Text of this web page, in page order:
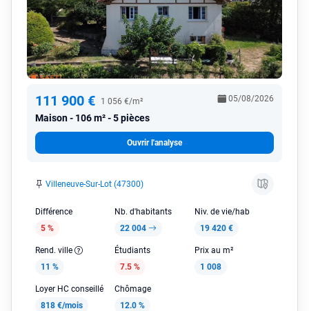
111 900 € 1 056 €/m²
Maison 106 m² - 5 pièces
05/08/2026
Ouvrir l'analyse
Villeneuve-Sur-Lot (47300)
Différence
5 %
Nb. d'habitants
22 004
Niv. de vie/hab
19 420 €
Rend. ville
11 %
Étudiants
7.5 %
Prix au m²
1 008
Loyer HC conseillé
818 €/mois
Chômage
12.0 %